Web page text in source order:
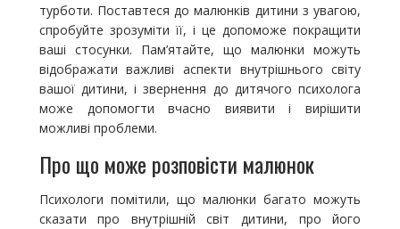
турботи. Поставтеся до малюнків дитини з увагою,
спробуйте зрозуміти її, і це допоможе покращити
ваші стосунки. Пам’ятайте, що малюнки можуть
відображати важливі аспекти внутрішнього світу
вашої дитини, і звернення до дитячого психолога
може допомогти вчасно виявити і вирішити
можливі проблеми.
Про що може розповісти малюнок
Психологи помітили, що малюнки багато можуть
сказати про внутрішній світ дитини, про його